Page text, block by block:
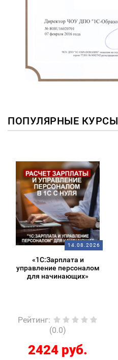
ПОПУЛЯРНЫЕ КУРСЫ
14.08.2026
«1С:Зарплата и
управление персоналом
для начинающих»
Рейтинг:
(0.0)
2424 руб.